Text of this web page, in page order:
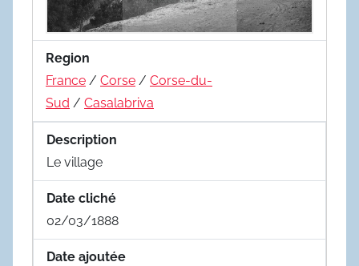
Region
France / Corse / Corse-du-
Sud / Casalabriva
Description
Le village
Date cliché
02/03/1888
Date ajoutée